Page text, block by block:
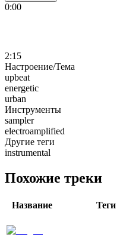
0:00
2:15
Настроение/Тема
upbeat
energetic
urban
Инструменты
sampler
electroamplified
Другие теги
instrumental
Похожие треки
Название Теги